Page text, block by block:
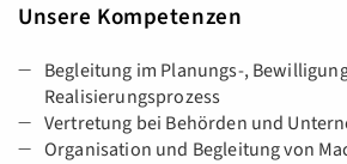
Unsere Kompetenzen
Begleitung im Planungs-,
Realisierungsprozess
Vertretung bei Behörden und
Organisation und Begleitung von